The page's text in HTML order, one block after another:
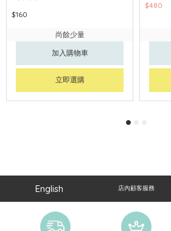
$160
尚餘少量
加入購物車
立即選購
$480
English 店內顧客服務